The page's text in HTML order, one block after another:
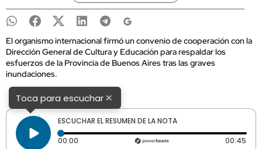
El organismo internacional firmó un convenio de cooperación con la
Dirección General de Cultura y Educación para respaldar los
esfuerzos de la Provincia de Buenos Aires tras las graves
inundaciones.
Toca para escuchar×
ESCUCHAR EL RESUMEN DE LA NOTA
00:00 Tiempo transcurrido: 0 segundos 00:45